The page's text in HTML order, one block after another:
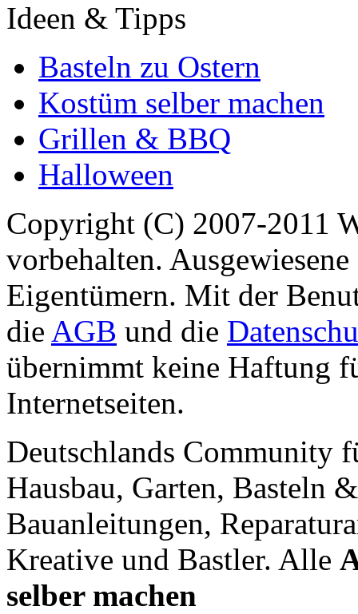
Ideen & Tipps
Basteln zu Ostern
Kostüm selber machen
Grillen & BBQ
Halloween
Copyright (C) 2007-2011
vorbehalten.
Eigentümern. Mit der
die AGB und die
übernimmt keine Haftung
Internetseiten.
Deutschlands Community
Hausbau, Garten, Basteln
Bauanleitungen,
Kreative und Bastler. Alle
selber machen